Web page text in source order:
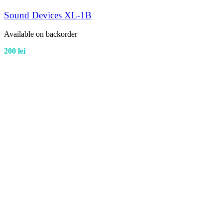
Sound Devices XL-1B
Available on backorder
200 lei